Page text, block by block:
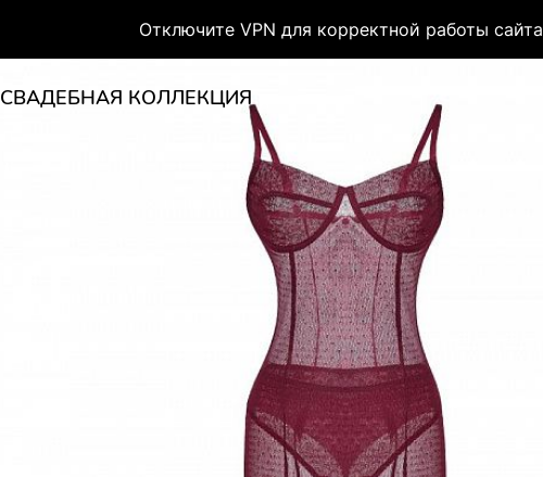
Отключите VPN для корректной работы сайта
СВАДЕБНАЯ КОЛЛЕКЦИЯ